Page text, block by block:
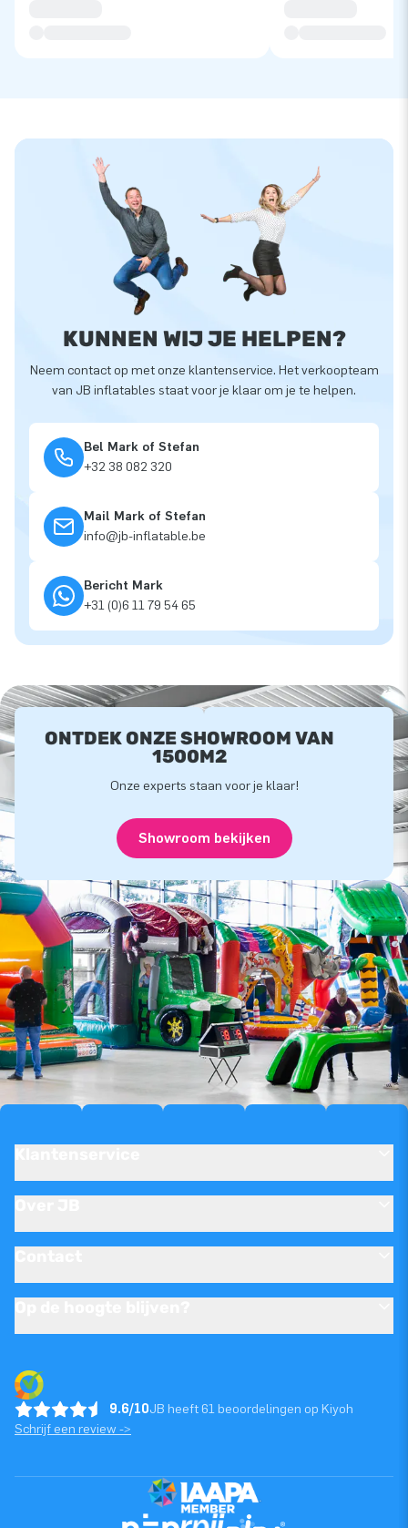
KUNNEN WIJ JE HELPEN?
Neem contact op met onze klantenservice. Het verkoopteam
van JB inflatables staat voor je klaar om je te helpen.
Bel Mark of Stefan
+32 38 082 320
Mail Mark of Stefan
info@jb-inflatable.be
Bericht Mark
+31 (0)6 11 79 54 65
ONTDEK ONZE SHOWROOM VAN
1500M2
Onze experts staan voor je klaar!
Showroom bekijken
9.6/10JB heeft 61 beoordelingen op Kiyoh
Schrijf een review ->